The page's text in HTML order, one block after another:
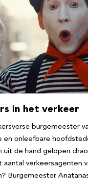
in het verkeer
burgemeester
en onleefbare
uit de hand gelopen
aantal verkeersagenten
Burgemeester